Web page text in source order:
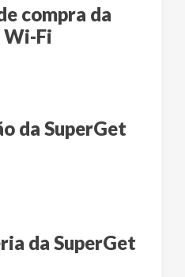
compra da
Wi-Fi
da SuperGet
da SuperGet